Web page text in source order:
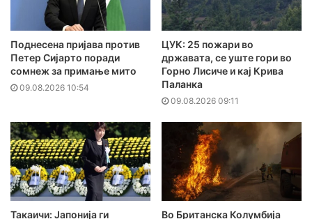
Поднесена пријава против
Петер Сијарто поради
сомнеж за примање мито
09.08.2026 10:54
ЦУК: 25 пожари во
државата, се уште гори во
Горно Лисиче и кај Крива
Паланка
09.08.2026 09:11
Такаичи: Јапонија ги
Во Британска Колумбија